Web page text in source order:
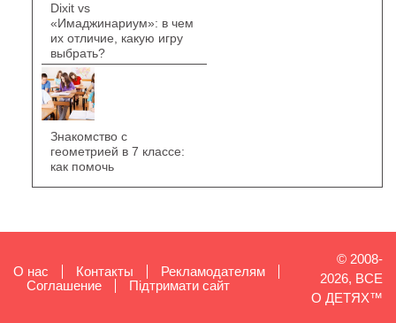
Dixit vs
«Имаджинариум»: в чем
их отличие, какую игру
выбрать?
Знакомство с
геометрией в 7 классе:
как помочь
О нас Контакты
Рекламодателям
Cоглашение
Підтримати сайт
© 2008-
2026, ВСЕ
О ДЕТЯХ™